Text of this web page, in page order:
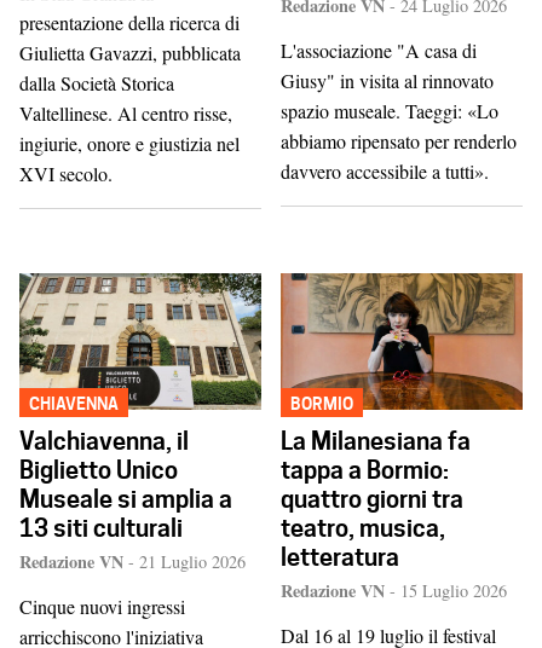
presentazione della ricerca di
Giulietta Gavazzi, pubblicata
dalla Società Storica
Valtellinese. Al centro risse,
ingiurie, onore e giustizia nel
XVI secolo.
Redazione VN - 24 Luglio 2026
L'associazione "A casa di
Giusy" in visita al rinnovato
spazio museale. Taeggi: «Lo
abbiamo ripensato per renderlo
davvero accessibile a tutti».
CHIAVENNA
Valchiavenna, il
Biglietto Unico
Museale si amplia a
13 siti culturali
Redazione VN - 21 Luglio 2026
Cinque nuovi ingressi
arricchiscono l'iniziativa
BORMIO
La Milanesiana fa
tappa a Bormio:
quattro giorni tra
teatro, musica,
letteratura
Redazione VN - 15 Luglio 2026
Dal 16 al 19 luglio il festival